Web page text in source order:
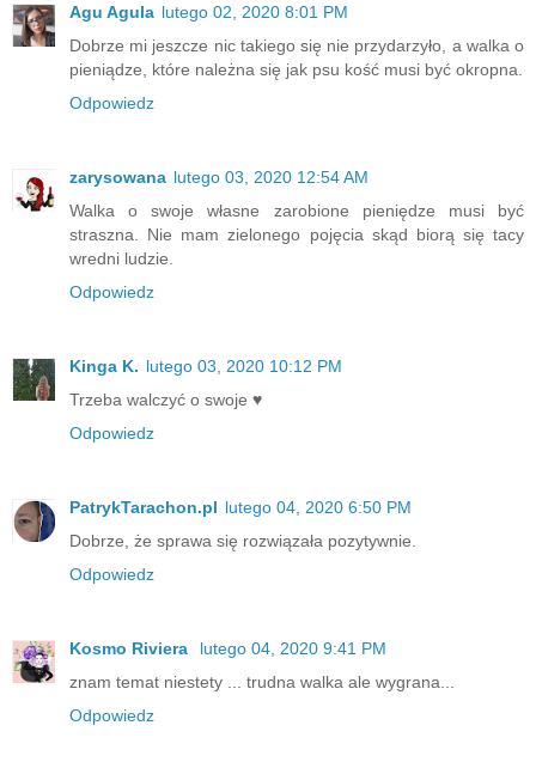
Agu Agula lutego 02, 2020 8:01 PM
Dobrze mi jeszcze nic takiego się nie przydarzyło, a walka o
pieniądze, które należna się jak psu kość musi być okropna.
Odpowiedz
zarysowana lutego 03, 2020 12:54 AM
Walka o swoje własne zarobione pieniędze musi być
straszna. Nie mam zielonego pojęcia skąd biorą się tacy
wredni ludzie.
Odpowiedz
Kinga K. lutego 03, 2020 10:12 PM
Trzeba walczyć o swoje ♥
Odpowiedz
PatrykTarachon.pl lutego 04, 2020 6:50 PM
Dobrze, że sprawa się rozwiązała pozytywnie.
Odpowiedz
Kosmo Riviera
lutego 04, 2020 9:41 PM
znam temat niestety ... trudna walka ale wygrana...
Odpowiedz